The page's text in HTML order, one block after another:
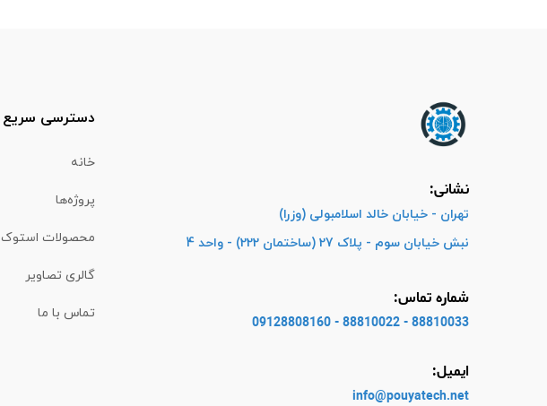
نشانی:
تهران - خیابان خالد اسلامبولی (وزرا)
نبش خیابان سوم - پلاک 27 (ساختمان 222) - واحد 4
شماره تماس:
88810033 - 88810022 - 09128808160
ایمیل:
info@pouyatech.net
دسترسی سریع
خانه
پروژه‌ها
محصولات استوک
گالری تصاویر
تماس با ما